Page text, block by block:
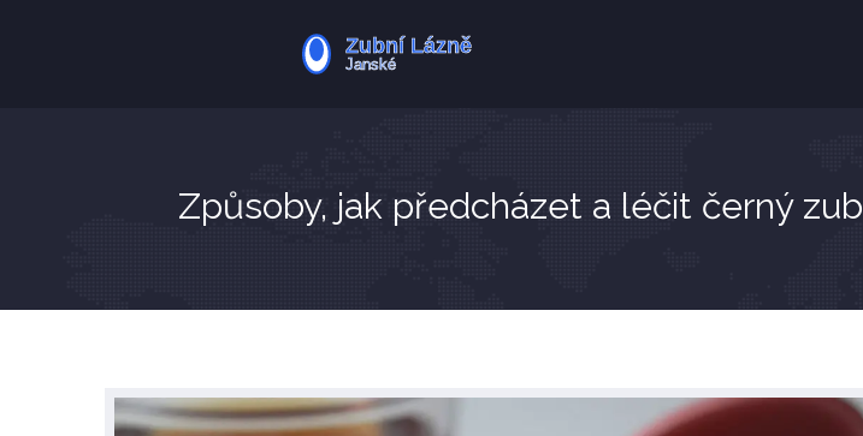
Způsoby, jak předcházet a léčit černý